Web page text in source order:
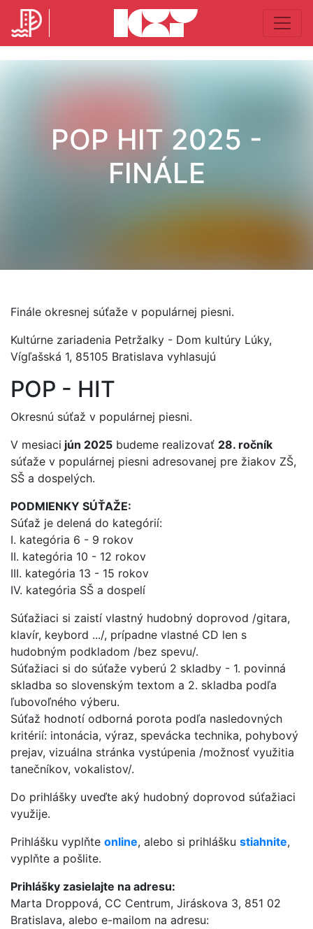
POP HIT 2025 -
FINÁLE
Finále okresnej súťaže v populárnej piesni.
Kultúrne zariadenia Petržalky - Dom kultúry Lúky,
Vígľašská 1, 85105 Bratislava vyhlasujú
POP - HIT
Okresnú súťaž v populárnej piesni.
V mesiaci jún 2025 budeme realizovať 28. ročník
súťaže v populárnej piesni adresovanej pre žiakov ZŠ,
SŠ a dospelých.
PODMIENKY SÚŤAŽE:
Súťaž je delená do kategórií:
I. kategória 6 - 9 rokov
II. kategória 10 - 12 rokov
III. kategória 13 - 15 rokov
IV. kategória SŠ a dospelí
Súťažiaci si zaistí vlastný hudobný doprovod /gitara,
klavír, keybord .../, prípadne vlastné CD len s
hudobným podkladom /bez spevu/.
Súťažiaci si do súťaže vyberú 2 skladby - 1. povinná
skladba so slovenským textom a 2. skladba podľa
ľubovoľného výberu.
Súťaž hodnotí odborná porota podľa nasledovných
kritérií: intonácia, výraz, spevácka technika, pohybový
prejav, vizuálna stránka vystúpenia /možnosť využitia
tanečníkov, vokalistov/.
Do prihlášky uveďte aký hudobný doprovod súťažiaci
využije.
Prihlášku vyplňte online, alebo si prihlášku stiahnite,
vyplňte a pošlite.
Prihlášky zasielajte na adresu:
Marta Droppová, CC Centrum, Jiráskova 3, 851 02
Bratislava, alebo e-mailom na adresu: